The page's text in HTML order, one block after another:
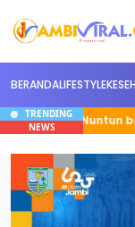
BERANDALIFESTYLE
TRENDING
NEWS
12 Nuntun bantah